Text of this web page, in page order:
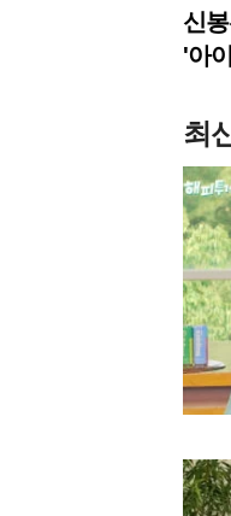
신
'아
최